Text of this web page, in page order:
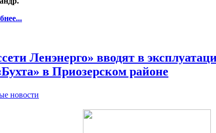
Ленэнерго» вводят в
в Приозерском районе
новости